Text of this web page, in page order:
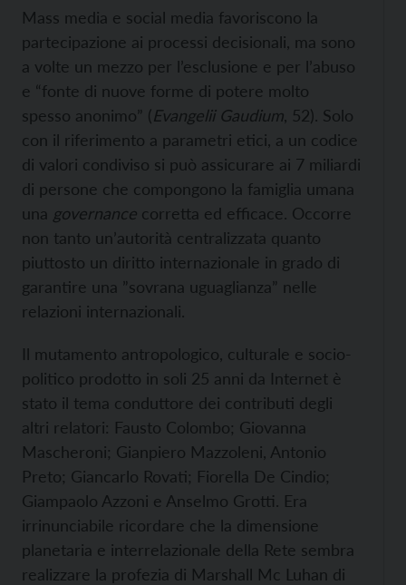
Mass media e social media favoriscono la
partecipazione ai processi decisionali, ma sono
a volte un mezzo per l’esclusione e per l’abuso
e “fonte di nuove forme di potere molto
spesso anonimo” (Evangelii Gaudium , 52). Solo
con il riferimento a parametri etici, a un codice
di valori condiviso si può assicurare ai 7 miliardi
di persone che compongono la famiglia umana
una governance corretta ed efficace. Occorre
non tanto un’autorità centralizzata quanto
piuttosto un diritto internazionale in grado di
garantire una ”sovrana uguaglianza” nelle
relazioni internazionali.
Il mutamento antropologico, culturale e socio-
politico prodotto in soli 25 anni da Internet è
stato il tema conduttore dei contributi degli
altri relatori: Fausto Colombo; Giovanna
Mascheroni; Gianpiero Mazzoleni, Antonio
Preto; Giancarlo Rovati; Fiorella De Cindio;
Giampaolo Azzoni e Anselmo Grotti. Era
irrinunciabile ricordare che la dimensione
planetaria e interrelazionale della Rete sembra
realizzare la profezia di Marshall Mc Luhan di